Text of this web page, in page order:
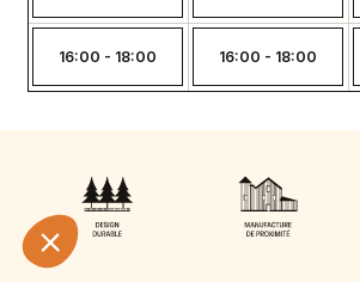
16:00 - 18:00 16:00 - 18:00